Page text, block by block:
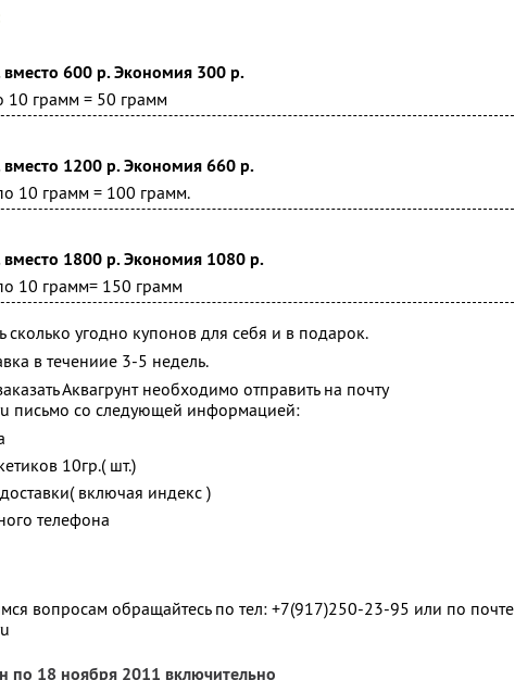
вместо 600 р. Экономия 300 р.
10 грамм = 50 грамм
вместо 1200 р. Экономия 660 р.
10 грамм = 100 грамм.
вместо 1800 р. Экономия 1080 р.
10 грамм= 150 грамм
сколько угодно купонов для себя и в подарок.
в течениие 3-5 недель.
Аквагрунт необходимо отправить на почту
письмо со следующей информацией:
10гр.( шт.)
включая индекс )
телефона
вопросам обращайтесь по тел: +7(917)250-23-95 или по почте
по 18 ноября 2011 включительно